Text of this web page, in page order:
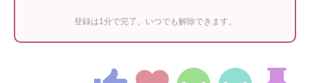
登録は1分で完了。いつでも解除できます。